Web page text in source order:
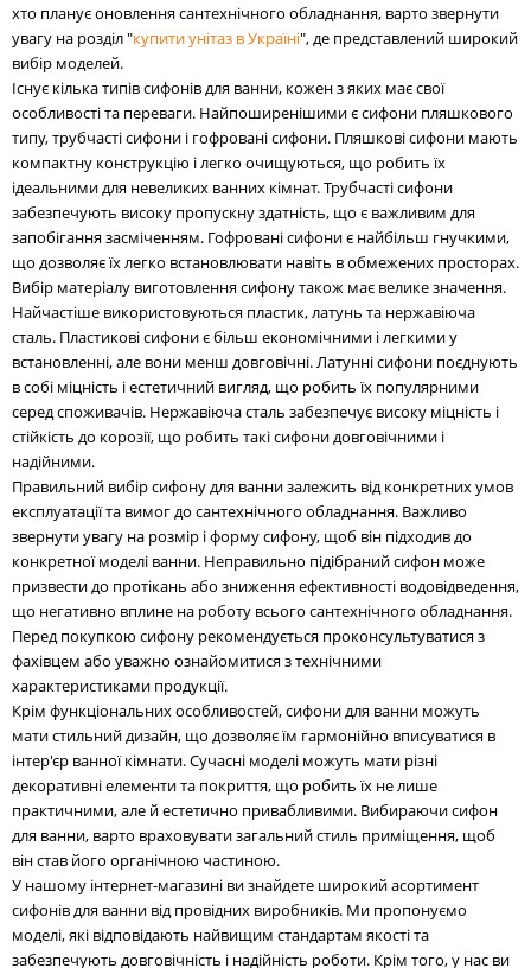
хто планує оновлення сантехнічного обладнання, варто звернути
увагу на розділ "купити унітаз в Україні", де представлений широкий
вибір моделей.
Існує кілька типів сифонів для ванни, кожен з яких має свої
особливості та переваги. Найпоширенішими є сифони пляшкового
типу, трубчасті сифони і гофровані сифони. Пляшкові сифони мають
компактну конструкцію і легко очищуються, що робить їх
ідеальними для невеликих ванних кімнат. Трубчасті сифони
забезпечують високу пропускну здатність, що є важливим для
запобігання засміченням. Гофровані сифони є найбільш гнучкими,
що дозволяє їх легко встановлювати навіть в обмежених просторах.
Вибір матеріалу виготовлення сифону також має велике значення.
Найчастіше використовуються пластик, латунь та нержавіюча
сталь. Пластикові сифони є більш економічними і легкими у
встановленні, але вони менш довговічні. Латунні сифони поєднують
в собі міцність і естетичний вигляд, що робить їх популярними
серед споживачів. Нержавіюча сталь забезпечує високу міцність і
стійкість до корозії, що робить такі сифони довговічними і
надійними.
Правильний вибір сифону для ванни залежить від конкретних умов
експлуатації та вимог до сантехнічного обладнання. Важливо
звернути увагу на розмір і форму сифону, щоб він підходив до
конкретної моделі ванни. Неправильно підібраний сифон може
призвести до протікань або зниження ефективності водовідведення,
що негативно вплине на роботу всього сантехнічного обладнання.
Перед покупкою сифону рекомендується проконсультуватися з
фахівцем або уважно ознайомитися з технічними
характеристиками продукції.
Крім функціональних особливостей, сифони для ванни можуть
мати стильний дизайн, що дозволяє їм гармонійно вписуватися в
інтер'єр ванної кімнати. Сучасні моделі можуть мати різні
декоративні елементи та покриття, що робить їх не лише
практичними, але й естетично привабливими. Вибираючи сифон
для ванни, варто враховувати загальний стиль приміщення, щоб
він став його органічною частиною.
У нашому інтернет-магазині ви знайдете широкий асортимент
сифонів для ванни від провідних виробників. Ми пропонуємо
моделі, які відповідають найвищим стандартам якості та
забезпечують довговічність і надійність роботи. Крім того, у нас ви